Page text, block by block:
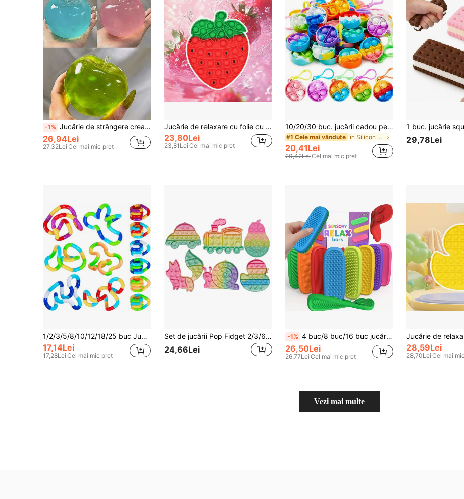
-1% Jucărie de strângere creativă și amuzantă din malt, cu revenire lentă, Slushy Squishy, ceai verde, măr albastru, măr roz, măr roșu, super moale, tactă ca untul, jucărie antistres pentru degete
26,94Lei
27,32LeiCel mai mic pret
Jucărie de relaxare cu folie cu bule de căpșuni roșii, jucărie de spargere a bulelor cu vârful degetelor, jucării de spargere a anxietății rapide și la modă pentru adulți și copii, decor de joc de petrecere, cadou de Crăciun și Halloween, jucărie de relaxare pentru băieți, fete, copii și adulți, joc distractiv la modă de împingere și spargere
23,80Lei
23,81LeiCel mai mic pret
10/20/30 buc. jucării cadou pentru petrecere, inclusiv jucării elastice și mini jucării cu bule de strâns, potrivite pentru cadouri de zi de naștere sau recompense la școală, pentru Paște și întoarcerea la școală, culori aleatorii, jucării senzoriale
#1 Cele mai vândute în Silicon Jucării Fidget pentru copii
20,41Lei
20,42LeiCel mai mic pret
29,78Lei
1/2/3/5/8/10/12/18/25 buc Jucării senzoriale pentru autism pentru adulți, Jucării de ameliorare a stresului, Jucării răsucite, Culori personalizabile, Jucării Fidget, Jucării senzoriale
17,14Lei
17,28LeiCel mai mic pret
Set de jucării Pop Fidget 2/3/6 buc, set de jucării Fidget din silicon curcubeu Popper, cadouri de ziua de naștere, umplutură pentru coșuri de Paște, cadouri de Crăciun, jucărie senzorială Poppits Push Pop Bubble Popping pentru copii, învățare franceză pentru autism
24,66Lei
-1% 4 buc/8 buc/16 buc jucării Fidget - pietre senzoriale din silicon pentru ameliorarea anxietății, pietre senzoriale texturate îmbunătățite cu bază cu ventuză, jucărie de ameliorare a stresului texturată din silicon, jucării cool colorate vibrante (formă, culoare și detalii despre ambalaj aleatorii)
26,50Lei
26,77LeiCel mai mic pret
28,59Lei
28,70LeiCel mai
Vezi mai multe